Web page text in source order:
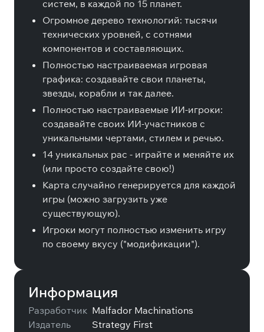
систем, в каждой по 15 планет.
Огромное дерево технологий: тысячи
технических уровней, с сотнями
компонентов и составляющих.
Полностью настраиваемая игровая
графика: создавайте свои планеты,
звезды, корабли и так далее.
Полностью настраиваемые ИИ-игроки:
создавайте своих ИИ-участников с
уникальными чертами, стилем и речью.
14 уникальных рас - играйте и меняйте их
(или просто создайте свою!)
Карта случайно генерируется для каждой
игры (можно загрузить уже
существующую).
Игроки могут полностью изменить игру
по своему вкусу ("модификации").
Информация
Разработчик Malfador Machinations
Издатель
Strategy First